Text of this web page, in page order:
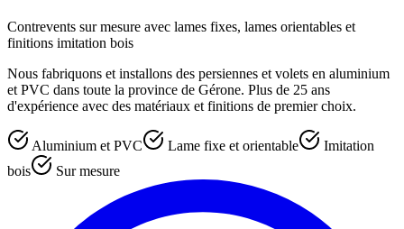
Contrevents sur mesure avec lames fixes, lames orientables et
finitions imitation bois
Nous fabriquons et installons des persiennes et volets en aluminium
et PVC dans toute la province de Gérone. Plus de 25 ans
d'expérience avec des matériaux et finitions de premier choix.
Aluminium et PVC Lame fixe et orientable
Imitation
bois
Sur mesure